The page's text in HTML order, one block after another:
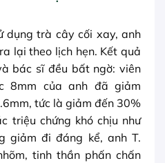
dụng trà cây cối xay, anh
lại theo lịch hẹn. Kết quả
bác sĩ đều bất ngờ: viên
8mm của anh đã giảm
tức là giảm đến 30%
triệu chứng khó chịu như
giảm đi đáng kể, anh T.
tinh thần phấn chấn